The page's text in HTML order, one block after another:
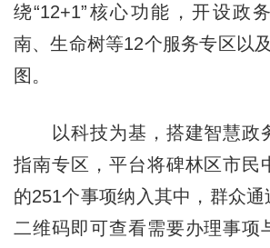
绕“12+1”核心功能，开设政
南、生命树等12个服务专区以
图。
以科技为基，搭建智慧政
指南专区，平台将碑林区市民
的251个事项纳入其中，群众
二维码即可查看需要办理事项